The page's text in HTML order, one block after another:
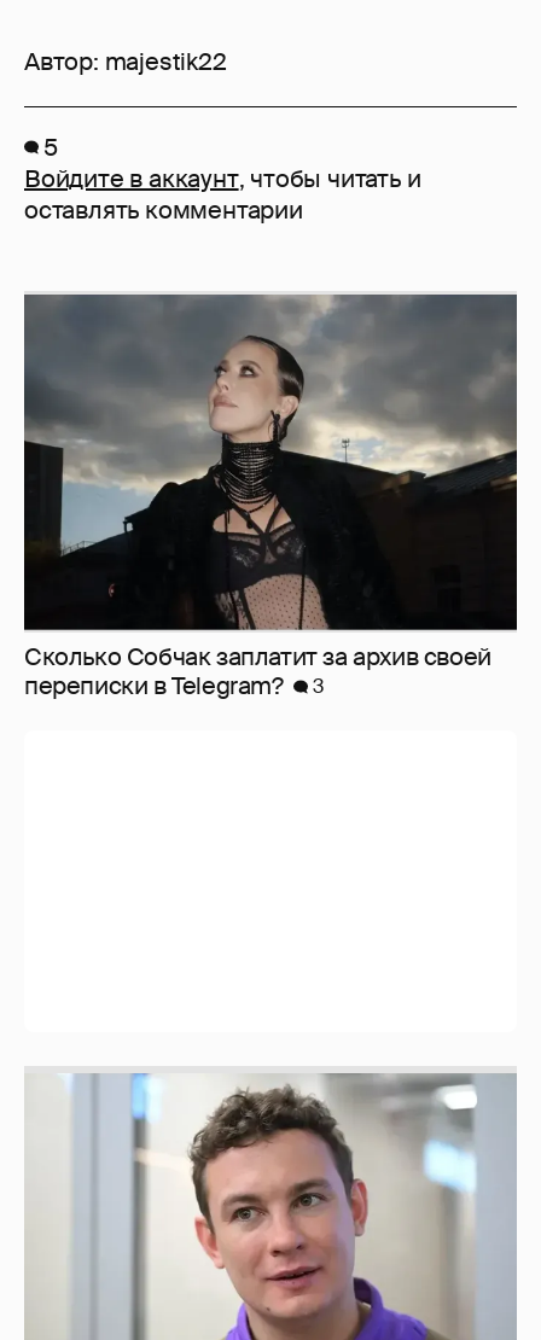
Автор: majestik22
5
Войдите в аккаунт, чтобы читать и
оставлять комментарии
Сколько Собчак заплатит за архив своей
перeписки в Telegram?
3
Никита Кологривый высказался насчёт